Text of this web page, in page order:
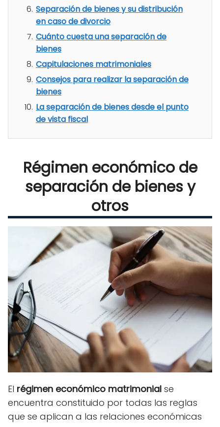
Separación de bienes y su distribución
en caso de divorcio
Cuánto cuesta una separación de
bienes
Capitulaciones matrimoniales
Consejos para realizar la separación de
bienes
La separación de bienes desde el punto
de vista fiscal
Régimen económico de
separación de bienes y
otros
El régimen económico matrimonial se
encuentra constituido por todas las reglas
que se aplican a las relaciones económicas